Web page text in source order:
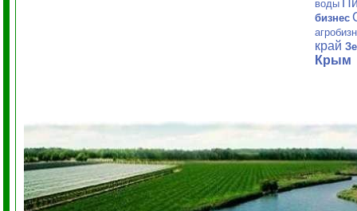
воды
бизнес
край
Крым